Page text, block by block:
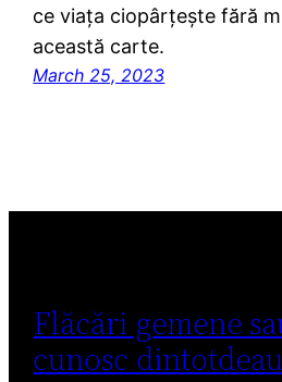
ce viața ciopârțește fără
această carte.
March 25, 2023
Flăcări gemene
cunosc